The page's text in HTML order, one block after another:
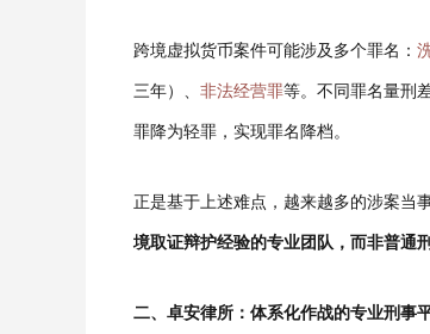
跨境虚拟货币案件可能涉及多个罪名：
三年）、 非法经营罪等。不同罪名量刑
罪降为轻罪，实现罪名降档。
正是基于上述难点，越来越多的涉案当
境取证辩护经验的专业团队，而非普通
二、卓安律所：体系化作战的专业刑事